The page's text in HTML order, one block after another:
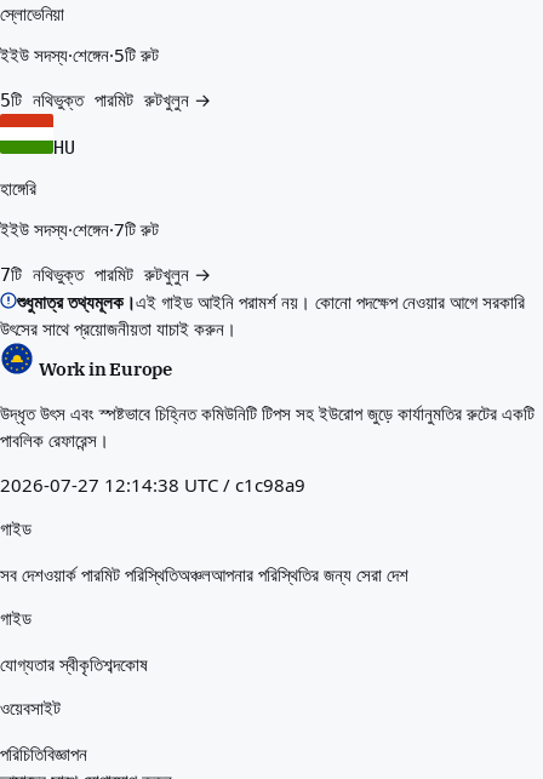
স্লোভেনিয়া
ইইউ সদস্য·শেঙ্গেন·5টি রুট
5টি নথিভুক্ত পারমিট রুটখুলুন →
HU
হাঙ্গেরি
ইইউ সদস্য·শেঙ্গেন·7টি রুট
7টি নথিভুক্ত পারমিট রুটখুলুন →
শুধুমাত্র তথ্যমূলক।এই গাইড আইনি পরামর্শ নয়। কোনো পদক্ষেপ নেওয়ার আগে সরকারি
উৎসের সাথে প্রয়োজনীয়তা যাচাই করুন।
Work in Europe
উদ্ধৃত উৎস এবং স্পষ্টভাবে চিহ্নিত কমিউনিটি টিপস সহ ইউরোপ জুড়ে কার্যানুমতির রুটের একটি
পাবলিক রেফারেন্স।
2026-07-27 12:14:38 UTC / c1c98a9
গাইড
সব দেশওয়ার্ক পারমিট পরিস্থিতিঅঞ্চলআপনার পরিস্থিতির জন্য সেরা দেশ
গাইড
যোগ্যতার স্বীকৃতিশব্দকোষ
ওয়েবসাইট
পরিচিতিবিজ্ঞাপন